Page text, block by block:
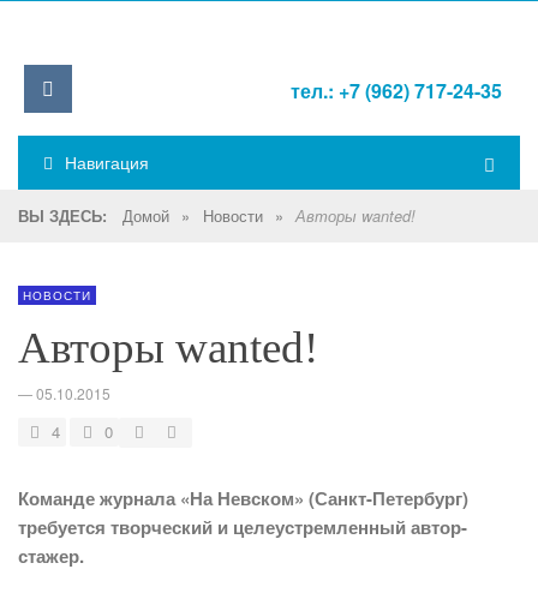
тел.: +7 (962) 717-24-35
Навигация
ВЫ ЗДЕСЬ: Домой » Новости » Авторы wanted!
НОВОСТИ
Авторы wanted!
—05.10.2015
4 0
Команде журнала «На Невском» (Санкт-Петербург)
требуется творческий и целеустремленный автор-
стажер.